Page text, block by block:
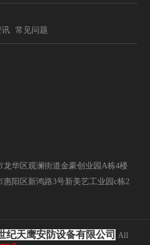
讯 常见问题
龙华区观澜街道金豪创业园A栋4楼
惠阳区新鸿路3号新美艺工业园c栋2
纪天鹰安防设备有限公司 All